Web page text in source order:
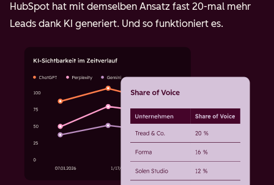
HubSpot hat mit demselben Ansatz fast 20-mal mehr
Leads dank KI generiert. Und so funktioniert es.